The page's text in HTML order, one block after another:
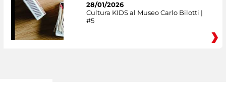
28/01/2026
Cultura KIDS al Museo Carlo Bilotti |
#5